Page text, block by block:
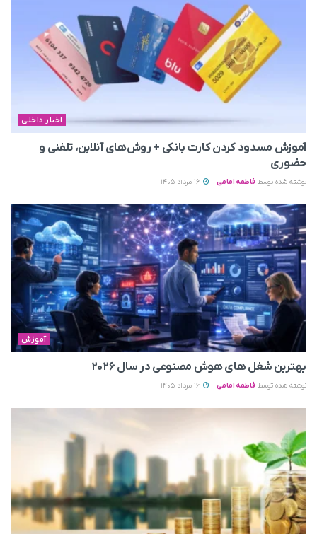
اخبار داخلی
آموزش مسدود کردن کارت بانکی + روش‌های آنلاین، تلفنی و
حضوری
نوشته شده توسط فاطمه امامی
آموزش
بهترین شغل های هوش مصنوعی در سال ۲۰۲۶
نوشته شده توسط فاطمه امامی